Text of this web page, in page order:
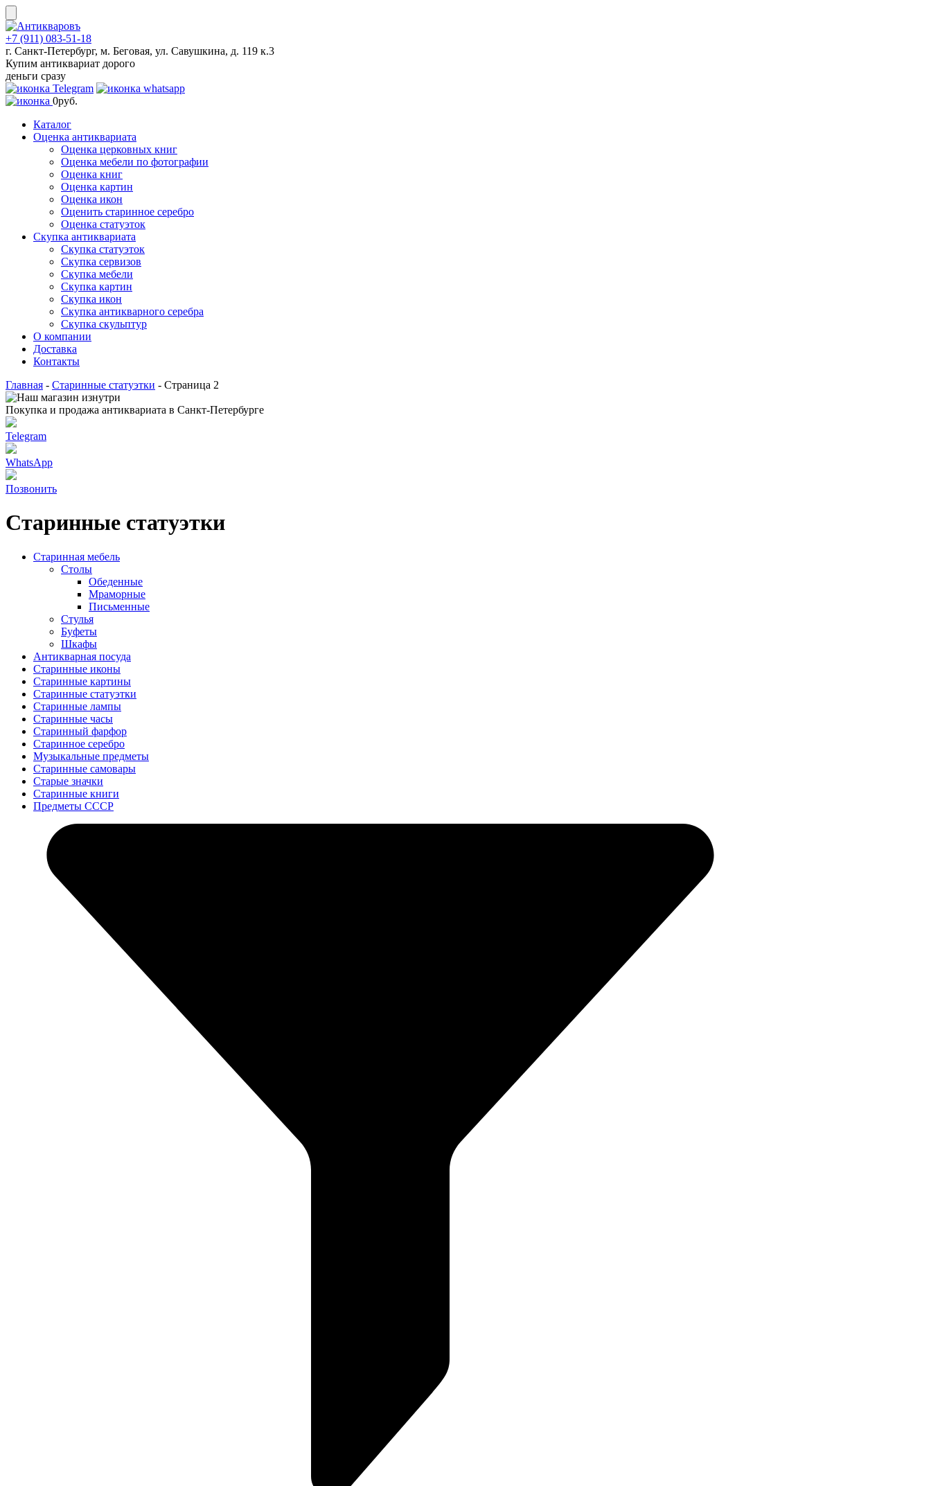
Skip
to
content
+7 (911) 083-51-18
г. Санкт-Петербург, м. Беговая, ул. Савушкина, д. 119 к.3
Купим антиквариат дорого
деньги сразу
0руб.
Каталог
Оценка антиквариата
Оценка церковных книг
Оценка мебели по фотографии
Оценка книг
Оценка картин
Оценка икон
Оценить старинное серебро
Оценка статуэток
Скупка антиквариата
Скупка статуэток
Скупка сервизов
Скупка мебели
Скупка картин
Скупка икон
Скупка антикварного серебра
Скупка скульптур
О компании
Доставка
Контакты
Главная - Старинные статуэтки - Страница 2
Покупка и продажа антиквариата в Санкт-Петербурге
Telegram
WhatsApp
Позвонить
Старинные статуэтки
Старинная мебель
Столы
Обеденные
Мраморные
Письменные
Стулья
Буфеты
Шкафы
Антикварная посуда
Старинные иконы
Старинные картины
Старинные статуэтки
Старинные лампы
Старинные часы
Старинный фарфор
Старинное серебро
Музыкальные предметы
Старинные самовары
Старые значки
Старинные книги
Предметы СССР